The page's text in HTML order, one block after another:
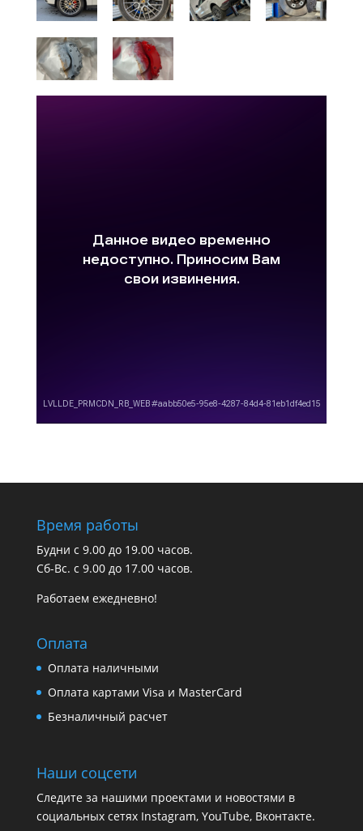
Время работы
Будни с 9.00 до 19.00 часов.
Сб-Вс. с 9.00 до 17.00 часов.
Работаем ежедневно!
Оплата
Оплата наличными
Оплата картами Visa и MasterCard
Безналичный расчет
Наши соцсети
Следите за нашими проектами и новостями в
социальных сетях Instagram, YouTube, Вконтакте.